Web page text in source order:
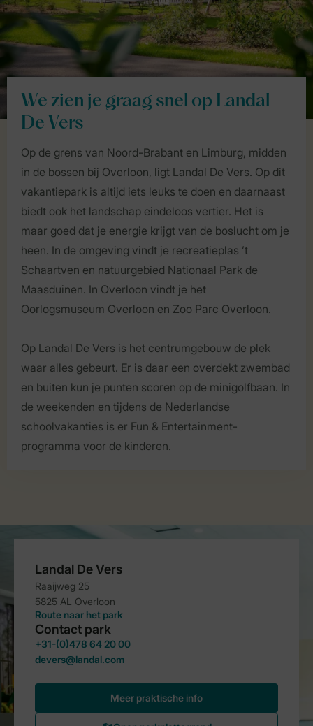
We zien je graag snel op Landal
De Vers
Op de grens van Noord-Brabant en Limburg, midden
in de bossen bij Overloon, ligt Landal De Vers. Op dit
vakantiepark is altijd iets leuks te doen en daarnaast
biedt ook het landschap eindeloos vertier. Het is
maar goed dat je energie krijgt van de boslucht om je
heen. In de omgeving vindt je recreatieplas ’t
Schaartven en natuurgebied Nationaal Park de
Maasduinen. In Overloon vindt je het
Oorlogsmuseum Overloon en Zoo Parc Overloon.
Op Landal De Vers is het centrumgebouw de plek
waar alles gebeurt. Er is daar een overdekt zwembad
en buiten kun je punten scoren op de minigolfbaan. In
de weekenden en tijdens de Nederlandse
schoolvakanties is er Fun & Entertainment-
programma voor de kinderen.